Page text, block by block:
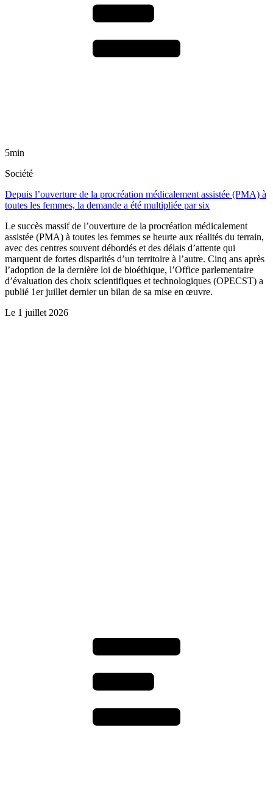
5min
Société
Depuis l’ouverture de la procréation médicalement assistée (PMA) à
toutes les femmes, la demande a été multipliée par six
Le succès massif de l’ouverture de la procréation médicalement
assistée (PMA) à toutes les femmes se heurte aux réalités du terrain,
avec des centres souvent débordés et des délais d’attente qui
marquent de fortes disparités d’un territoire à l’autre. Cinq ans après
l’adoption de la dernière loi de bioéthique, l’Office parlementaire
d’évaluation des choix scientifiques et technologiques (OPECST) a
publié 1er juillet dernier un bilan de sa mise en œuvre.
Le 1 juillet 2026